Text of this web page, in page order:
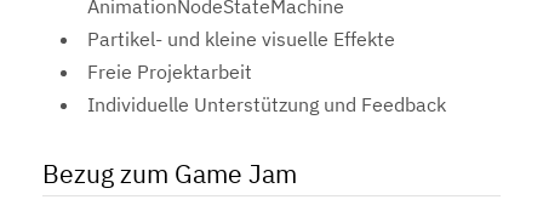
AnimationNodeStateMachine
Partikel- und kleine visuelle Effekte
Freie Projektarbeit
Individuelle Unterstützung und Feedback
Bezug zum Game Jam